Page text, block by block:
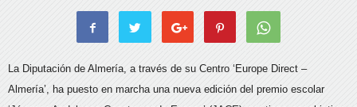
La Diputación de Almería, a través de su Centro ‘Europe Direct –
Almería’ , ha puesto en marcha una nueva edición del premio escolar